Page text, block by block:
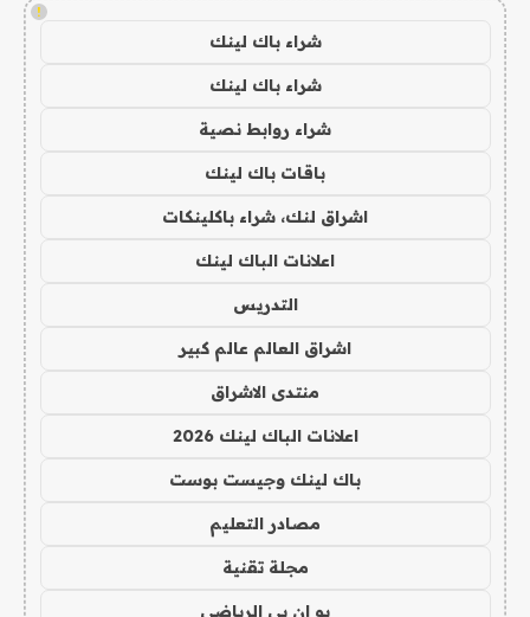
!
شراء باك لينك
شراء باك لينك
شراء روابط نصية
باقات باك لينك
اشراق لنك، شراء باكلينكات
اعلانات الباك لينك
التدريس
اشراق العالم عالم كبير
منتدى الاشراق
اعلانات الباك لينك 2026
باك لينك وجيست بوست
مصادر التعليم
مجلة تقنية
يو ان بي الرياضي